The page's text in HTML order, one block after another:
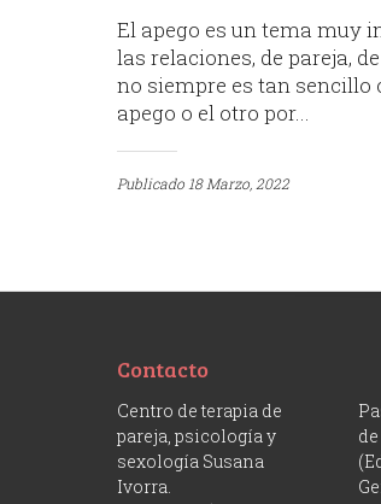
El apego es un tema muy
las relaciones, de pareja,
no siempre es tan sencillo
apego o el otro por...
Publicado 18 Marzo, 2022
Contacto
Centro de terapia de
pareja, psicología y
sexología Susana
Ivorra.